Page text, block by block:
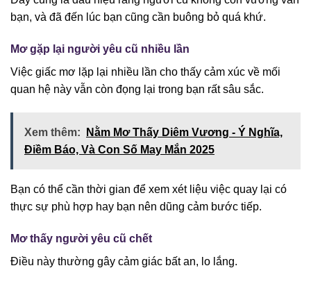
bạn, và đã đến lúc bạn cũng cần buông bỏ quá khứ.
Mơ gặp lại người yêu cũ nhiều lần
Việc giấc mơ lặp lại nhiều lần cho thấy cảm xúc về mối
quan hệ này vẫn còn đọng lại trong bạn rất sâu sắc.
Xem thêm:
Nằm Mơ Thấy Diêm Vương - Ý Nghĩa,
Điềm Báo, Và Con Số May Mắn 2025
Bạn có thể cần thời gian để xem xét liệu việc quay lại có
thực sự phù hợp hay bạn nên dũng cảm bước tiếp.
Mơ thấy người yêu cũ chết
Điều này thường gây cảm giác bất an, lo lắng.